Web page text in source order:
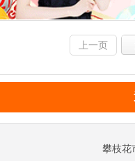
上一页
攀枝花